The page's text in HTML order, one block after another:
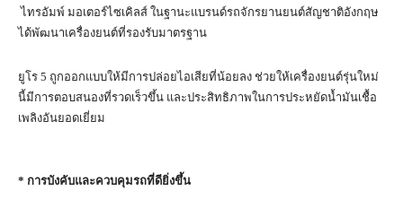
ไทรอัมพ์ มอเตอร์ไซเคิลส์ ในฐานะแบรนด์รถจักรยานยนต์สัญชาติอังกฤษ
ได้พัฒนาเครื่องยนต์ที่รองรับมาตรฐาน
ยูโร 5 ถูกออกแบบให้มีการปล่อยไอเสียที่น้อยลง ช่วยให้เครื่องยนต์รุ่นใหม่
นี้มีการตอบสนองที่รวดเร็วขึ้น และประสิทธิภาพในการประหยัดน้ำมันเชื้อ
เพลิงอันยอดเยี่ยม
* การบังคับและควบคุมรถที่ดียิ่งขึ้น